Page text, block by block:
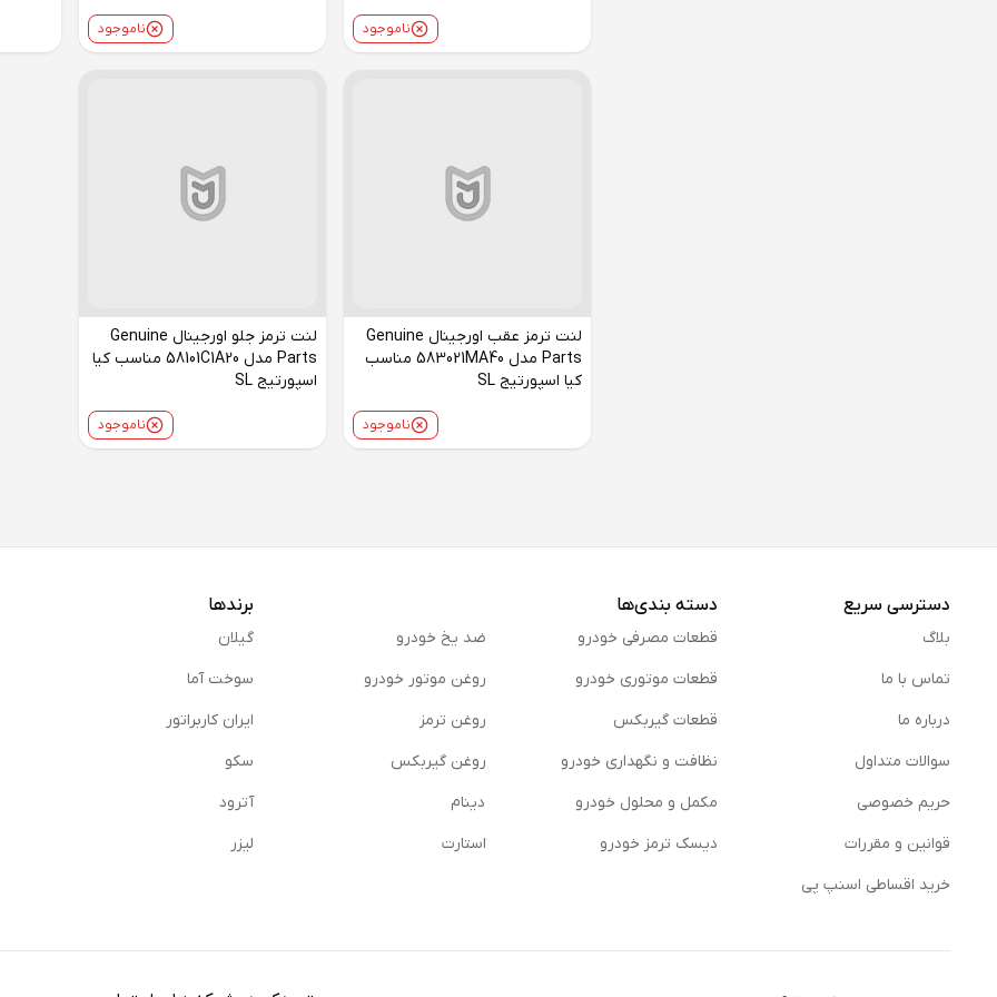
ناموجود ناموجود
لنت ترمز عقب اورجینال Genuine
Parts مدل 583021MA40 مناسب
کیا اسپورتیج SL
ناموجود
لنت ترمز جلو اورجینال Genuine
Parts مدل 58101C1A20 مناسب کیا
اسپورتیج SL
ناموجود
دسترسی سریع
بلاگ
تماس با ما
درباره ما
سوالات متداول
حریم خصوصی
قوانین و مقررات
خرید اقساطی اسنپ پی
دسته بندی‌ها
قطعات مصرفی خودرو
قطعات موتوری خودرو
قطعات گیربکس
نظافت و نگهداری خودرو
مكمل و محلول خودرو
دیسک ترمز خودرو
ضد یخ خودرو
روغن موتور خودرو
روغن ترمز
روغن گیربكس
دینام
استارت
برندها
گیلان
سوخت آما
ایران کاربراتور
سکو
آترود
لیزر